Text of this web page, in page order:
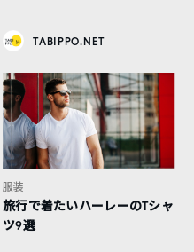
TABIPPO.NET
服装
旅行で着たいハーレーのTシャ
ツ9選